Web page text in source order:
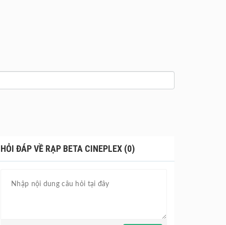
HỎI ĐÁP VỀ RẠP BETA CINEPLEX (0)